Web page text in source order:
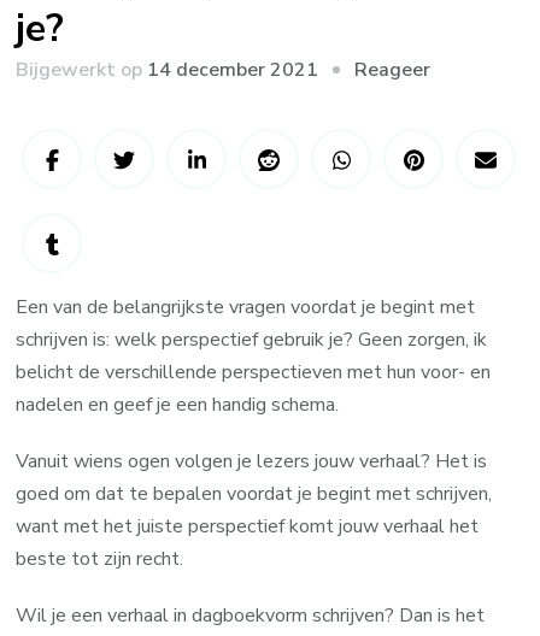
je?
Bijgewerkt op 14 december 2021 Reageeron
gebruik
Een van de belangrijkste vragen voordat je begint met
schrijven is: welk perspectief gebruik je? Geen zorgen, ik
belicht de verschillende perspectieven met hun voor- en
nadelen en geef je een handig schema.
Vanuit wiens ogen volgen je lezers jouw verhaal? Het is
goed om dat te bepalen voordat je begint met schrijven,
want met het juiste perspectief komt jouw verhaal het
beste tot zijn recht.
Wil je een verhaal in dagboekvorm schrijven? Dan is het